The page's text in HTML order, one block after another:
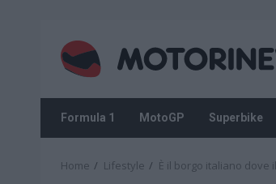
content
Formula 1 MotoGP Superbike
Home Lifestyle È il borgo italiano dove